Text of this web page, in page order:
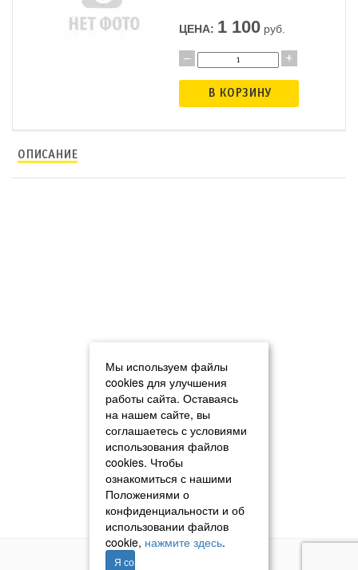
ЦЕНА: 1 100 руб.
В КОРЗИНУ
ОПИСАНИЕ
Мы используем файлы
cookies для улучшения
работы сайта. Оставаясь
на нашем сайте, вы
соглашаетесь с условиями
использования файлов
cookies. Чтобы
ознакомиться с нашими
Положениями о
конфиденциальности и об
использовании файлов
cookie, нажмите здесь.
Я согласен